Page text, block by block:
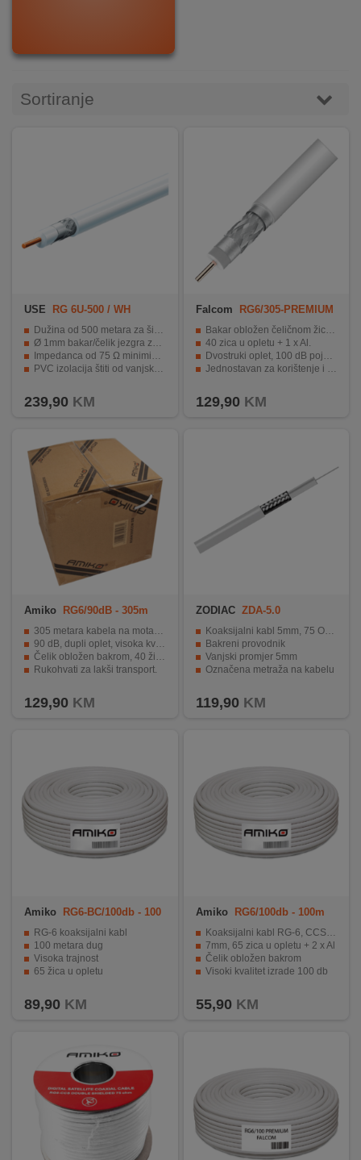
&
SECURITY
INTERNO
NALOG
AKCIJE
BRENDOVI
KONTAKT
KUPOVINA
NAMA
KATALOZI
KUPOVINA
INOSTRANSTVA
OZNAKE
DIGITALIS
Sortiranje
USE RG 6U-500 / WH
Dužina od 500 metara za široku primjenu.
Ø 1mm bakar/čelik jezgra za visokokvalitetni signal.
Impedanca od 75 Ω minimizira gubitak signala.
PVC izolacija štiti od vanjskih uticaja.
239,90 KM
Falcom RG6/305-PREMIUM
Bakar obložen čeličnom žicom.
40 zica u opletu + 1 x Al.
Dvostruki oplet, 100 dB pojačanja.
Jednostavan za korištenje i instalaciju.
129,90 KM
Amiko RG6/90dB - 305m
305 metara kabela na motalici.
90 dB, dupli oplet, visoka kvaliteta.
Čelik obložen bakrom, 40 žica u opletu.
Rukohvati za lakši transport.
129,90 KM
ZODIAC ZDA-5.0
Koaksijalni kabl 5mm, 75 Ohm, Cu, 150met
Bakreni provodnik
Vanjski promjer 5mm
Označena metraža na kabelu
119,90 KM
Amiko RG6-BC/100db - 100
RG-6 koaksijalni kabl
100 metara dug
Visoka trajnost
65 žica u opletu
89,90 KM
Amiko RG6/100db - 100m
Koaksijalni kabl RG-6, CCS, 100dB
7mm, 65 zica u opletu + 2 x Al
Čelik obložen bakrom
Visoki kvalitet izrade 100 db
55,90 KM